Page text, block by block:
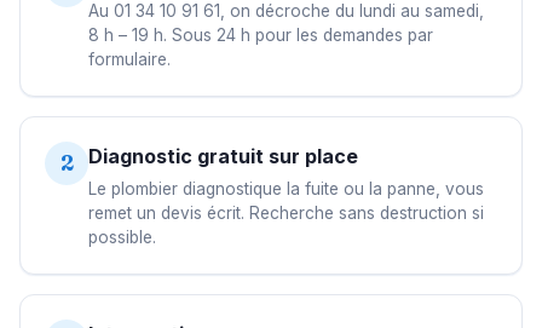
Au 01 34 10 91 61, on décroche du lundi au samedi,
8 h – 19 h. Sous 24 h pour les demandes par
formulaire.
2 Diagnostic gratuit sur place
Le plombier diagnostique la fuite ou la panne, vous
remet un devis écrit. Recherche sans destruction si
possible.